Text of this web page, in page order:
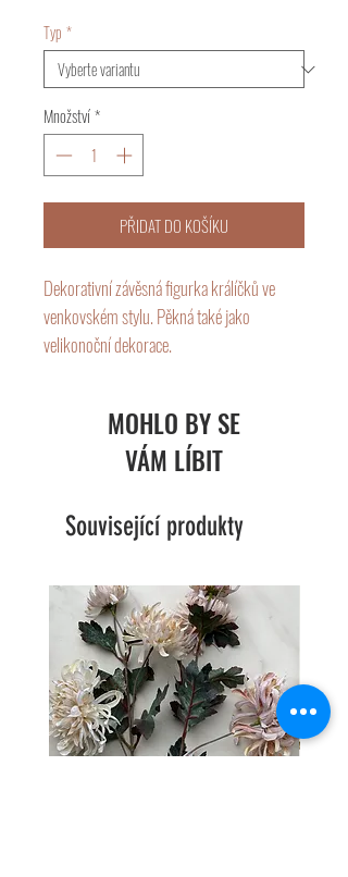
Typ *
Množství*
PŘIDAT DO KOŠÍKU
Dekorativní závěsná figurka králíčků ve
venkovském stylu. Pěkná také jako
velikonoční dekorace.
Materiál: polyrezinMOHLO BY SE
VÁM LÍBIT
Související produkty